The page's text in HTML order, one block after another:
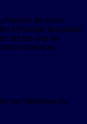
Youtube per tenere
di Youtube incorporati
del sito web sta
di
per identificare la